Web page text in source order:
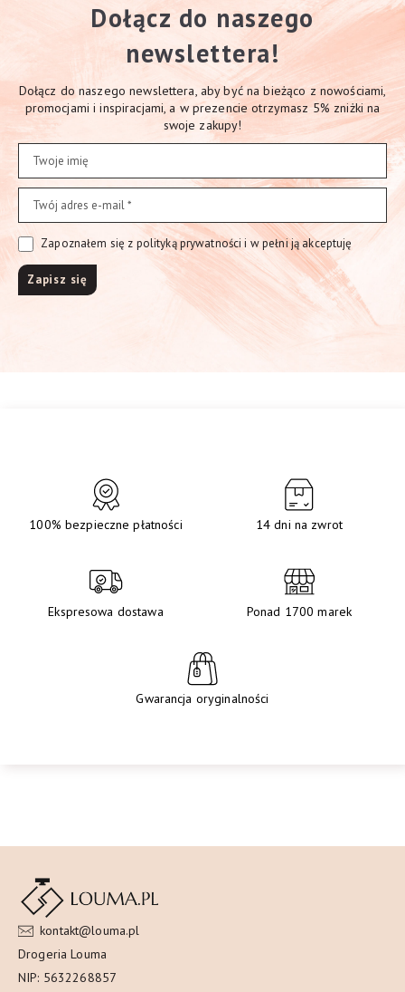
Dołącz do naszego
newslettera!
Dołącz do naszego newslettera, aby być na bieżąco z nowościami,
promocjami i inspiracjami, a w prezencie otrzymasz 5% zniżki na
swoje zakupy!
Zapoznałem się z polityką prywatności i w pełni ją akceptuję
100% bezpieczne płatności 14 dni na zwrot
Ekspresowa dostawa Ponad 1700 marek
Gwarancja oryginalności
kontakt@louma.pl
Drogeria Louma
NIP: 5632268857